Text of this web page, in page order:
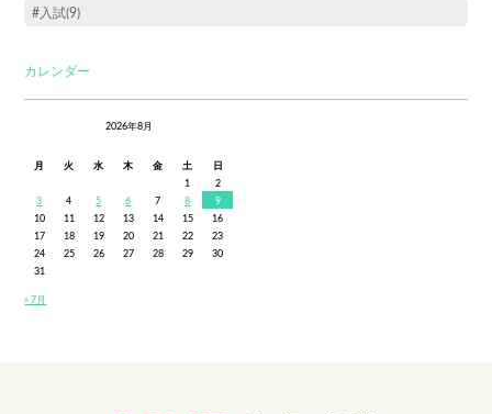
#入試(9)
カレンダー
2026年8月
月 火 水 木 金 土
日
1
2
3
4 5 6 7 8
9
10
11 12 13 14 15
16
17
18 19 20 21 22
23
24
25 26 27 28 29
30
31
« 7月